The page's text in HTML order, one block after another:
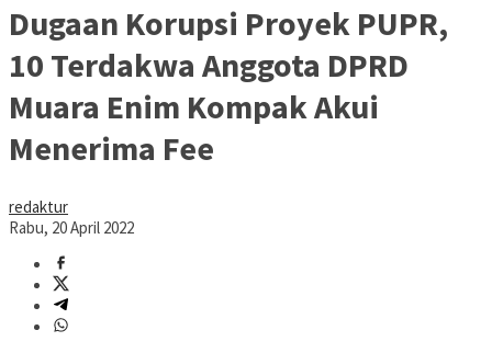
Dugaan Korupsi Proyek PUPR,
10 Terdakwa Anggota DPRD
Muara Enim Kompak Akui
Menerima Fee
redaktur
Rabu, 20 April 2022